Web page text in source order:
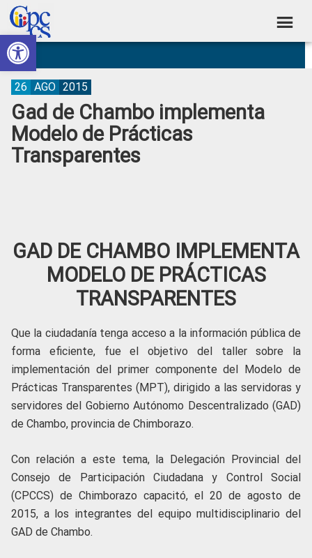
Abrir barra de herramientas
Skip
to
primary
navigation
Skip
to
main
content
Skip
to
primary
sidebar
Skip
to
footer
Consejo
de
Participación
Ciudadana
Control
Construyendo
Poder
Ciudadano
Gad de Chambo implementa
Modelo de Prácticas
Transparentes
26 AGO 2015
GAD DE CHAMBO IMPLEMENTA
MODELO DE PRÁCTICAS
TRANSPARENTES
Que la ciudadanía tenga acceso a la información pública de
forma eficiente, fue el objetivo del taller sobre la
implementación del primer componente del Modelo de
Prácticas Transparentes (MPT), dirigido a las servidoras y
servidores del Gobierno Autónomo Descentralizado (GAD)
de Chambo, provincia de Chimborazo.
Con relación a este tema, la Delegación Provincial del
Consejo de Participación Ciudadana y Control Social
(CPCCS) de Chimborazo capacitó, el 20 de agosto de
2015, a los integrantes del equipo multidisciplinario del
GAD de Chambo.